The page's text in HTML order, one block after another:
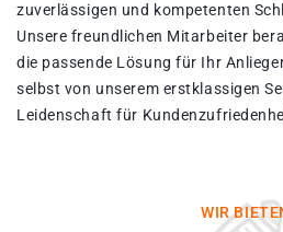
zuverlässigen und kompetenten
Unsere freundlichen Mitarbeiter
die passende Lösung für Ihr
selbst von unserem erstklassigen
Leidenschaft für
WIR